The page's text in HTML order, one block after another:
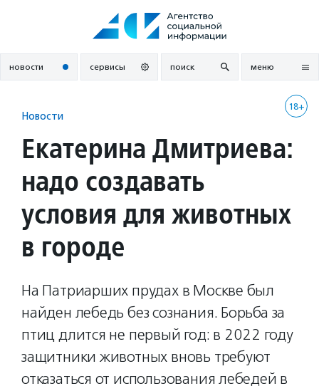
новости сервисы поиск меню
18+
Новости
Екатерина Дмитриева:
надо создавать
условия для животных
в городе
На Патриарших прудах в Москве был
найден лебедь без сознания. Борьба за
птиц длится не первый год: в 2022 году
защитники животных вновь требуют
отказаться от использования лебедей в